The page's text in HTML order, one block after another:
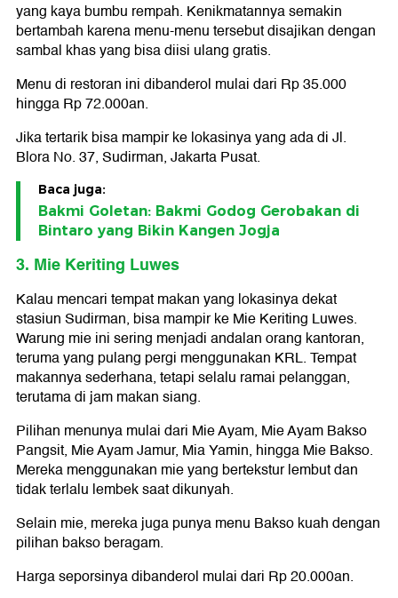
yang kaya bumbu rempah. Kenikmatannya semakin
bertambah karena menu-menu tersebut disajikan dengan
sambal khas yang bisa diisi ulang gratis.
Menu di restoran ini dibanderol mulai dari Rp 35.000
hingga Rp 72.000an.
Jika tertarik bisa mampir ke lokasinya yang ada di Jl.
Blora No. 37, Sudirman, Jakarta Pusat.
Baca juga:
Bakmi Goletan: Bakmi Godog Gerobakan di
Bintaro yang Bikin Kangen Jogja
3. Mie Keriting Luwes
Kalau mencari tempat makan yang lokasinya dekat
stasiun Sudirman, bisa mampir ke Mie Keriting Luwes.
Warung mie ini sering menjadi andalan orang kantoran,
teruma yang pulang pergi menggunakan KRL. Tempat
makannya sederhana, tetapi selalu ramai pelanggan,
terutama di jam makan siang.
Pilihan menunya mulai dari Mie Ayam, Mie Ayam Bakso
Pangsit, Mie Ayam Jamur, Mia Yamin, hingga Mie Bakso.
Mereka menggunakan mie yang bertekstur lembut dan
tidak terlalu lembek saat dikunyah.
Selain mie, mereka juga punya menu Bakso kuah dengan
pilihan bakso beragam.
Harga seporsinya dibanderol mulai dari Rp 20.000an.